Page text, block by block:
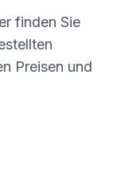
finden Sie
Preisen und